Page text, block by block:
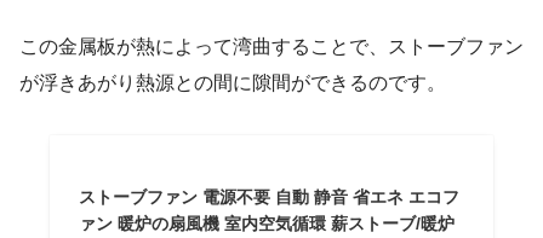
この金属板が熱によって湾曲することで、ストーブファン
が浮きあがり熱源との間に隙間ができるのです。
ストーブファン 電源不要 自動 静音 省エネ エコフ
ァン 暖炉の扇風機 室内空気循環 薪ストーブ/暖炉